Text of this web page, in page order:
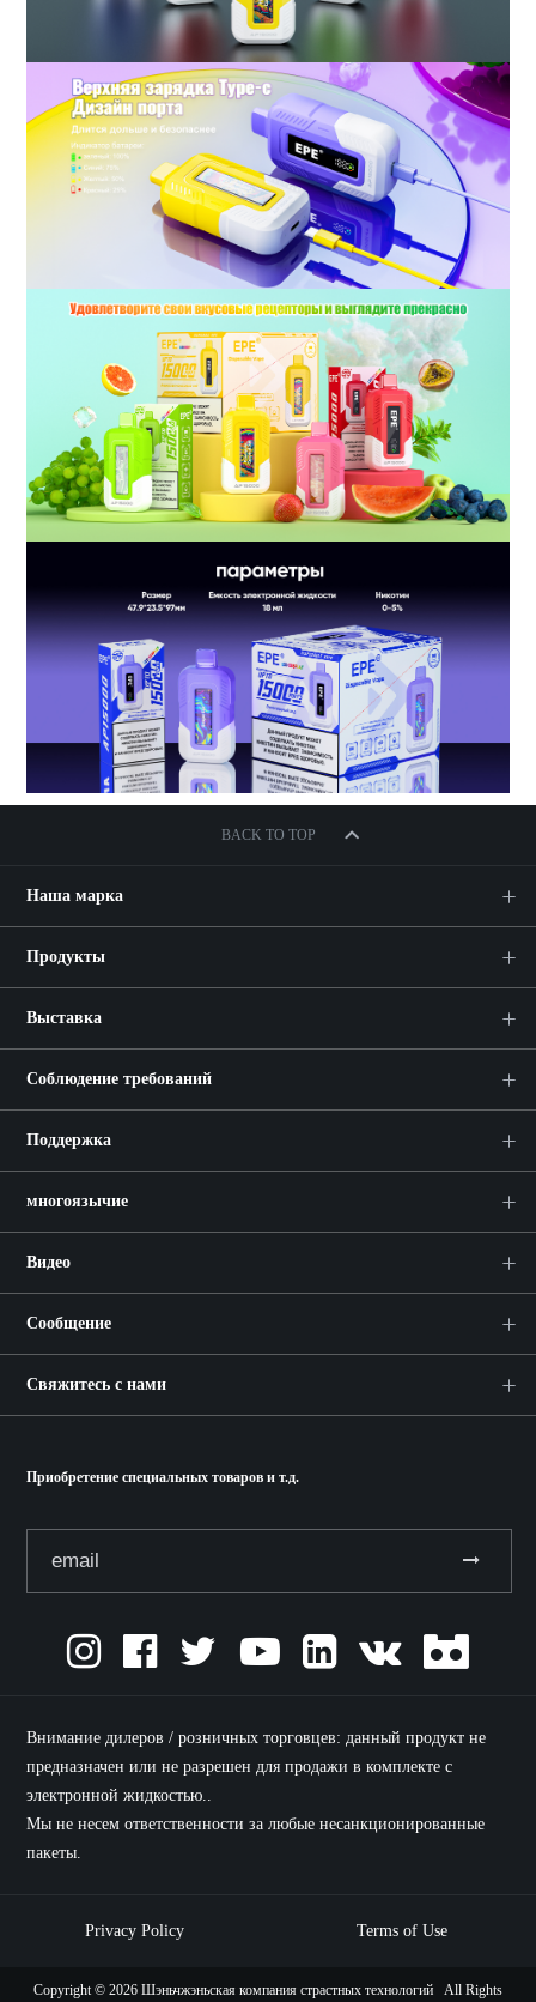
BACK TO TOP
Наша марка
Продукты
Выставка
Соблюдение требований
Поддержка
многоязычие
Видео
Сообщение
Свяжитесь с нами
Приобретение специальных товаров и т.д.
Внимание дилеров / розничных торговцев: данный продукт не
предназначен или не разрешен для продажи в комплекте с
электронной жидкостью..
Мы не несем ответственности за любые несанкционированные
пакеты.
Privacy Policy Terms of Use
Copyright © 2026 Шэньчжэньская компания страстных технологий All Rights